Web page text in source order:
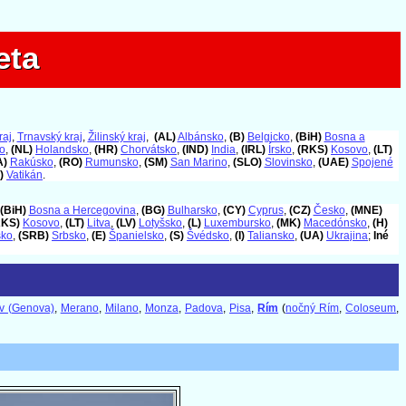
, Trnavský kraj, Žilinský kraj, (AL)Albánsko, (B) Belgicko, (BiH) Bosna a
, (NL) Holandsko, (HR) Chorvátsko, (IND) India, (IRL) Írsko, (RKS) Kosovo, (LT)
Rakúsko, (RO) Rumunsko, (SM) San Marino, (SLO) Slovinsko, (UAE) Spojené
Vatikán.
(BiH) Bosna a Hercegovina, (BG) Bulharsko, (CY) Cyprus, (CZ) Česko, (MNE)
Kosovo, (LT) Litva, (LV) Lotyšsko, (L) Luxembursko, (MK) Macedónsko, (H)
, (SRB) Srbsko, (E) Španielsko, (S) Švédsko, (I) Taliansko, (UA) Ukrajina; Iné
(Genova), Merano, Milano, Monza, Padova, Pisa, Rím (nočný Rím,Coloseum,